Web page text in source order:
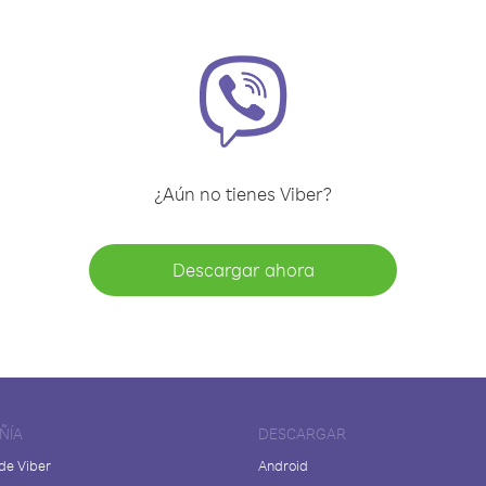
¿Aún no tienes Viber?
Descargar ahora
Viber
DESCARGAR
Android